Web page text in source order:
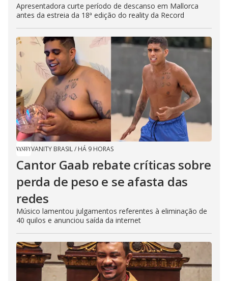
Apresentadora curte período de descanso em Mallorca
antes da estreia da 18ª edição do reality da Record
VANITY BRASIL/ HÁ 9 HORAS
Cantor Gaab rebate críticas sobre
perda de peso e se afasta das
redes
Músico lamentou julgamentos referentes à eliminação de
40 quilos e anunciou saída da internet